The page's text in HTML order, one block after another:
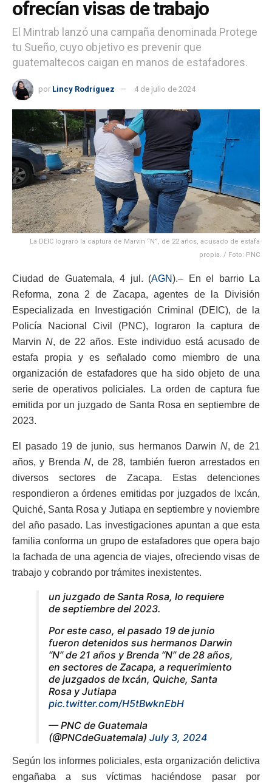
ofrecían visas de trabajo
El Mintrab lanzó una campaña denominada Protege
tu Sueño, cuyo objetivo es prevenir que
guatemaltecos caigan en manos de estafadores.
por Lincy Rodríguez 4 de julio de 2024
La DEIC lograró la captura de Marvin “N”, de 22 años, acusado de estafa
propia. / Foto: PNC
Ciudad de Guatemala, 4 jul. (AGN).– En el barrio La
Reforma, zona 2 de Zacapa, agentes de la División
Especializada en Investigación Criminal (DEIC), de la
Policía Nacional Civil (PNC), lograron la captura de
Marvin N, de 22 años. Este individuo está acusado de
estafa propia y es señalado como miembro de una
organización de estafadores que ha sido objeto de una
serie de operativos policiales. La orden de captura fue
emitida por un juzgado de Santa Rosa en septiembre de
2023.
El pasado 19 de junio, sus hermanos Darwin N, de 21
años, y BrendaN, de 28, también fueron arrestados en
diversos sectores de Zacapa. Estas detenciones
respondieron a órdenes emitidas por juzgados de Ixcán,
Quiché, Santa Rosa y Jutiapa en septiembre y noviembre
del año pasado. Las investigaciones apuntan a que esta
familia conforma un grupo de estafadores que opera bajo
la fachada de una agencia de viajes, ofreciendo visas de
trabajo y cobrando por trámites inexistentes.
un juzgado de Santa Rosa, lo requiere
de septiembre del 2023.
Por este caso, el pasado 19 de junio
fueron detenidos sus hermanos Darwin
“N” de 21 años y Brenda “N” de 28 años,
en sectores de Zacapa, a requerimiento
de juzgados de Ixcán, Quiche, Santa
Rosa y Jutiapa
pic.twitter.com/H5tBwknEbH
— PNC de Guatemala
(@PNCdeGuatemala) July 3, 2024
Según los informes policiales, esta organización delictiva
engañaba a sus víctimas haciéndose pasar por